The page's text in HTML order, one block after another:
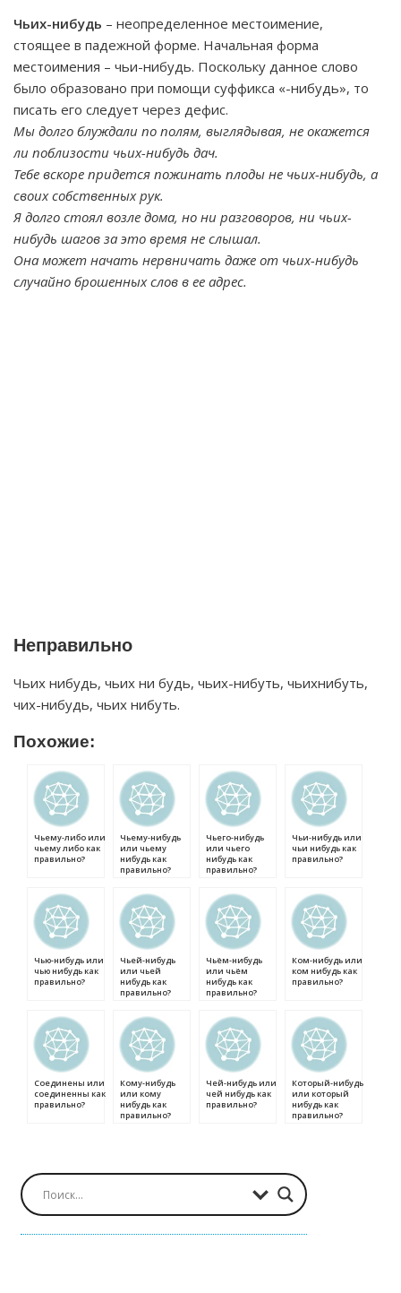
Чьих-нибудь – неопределенное местоимение,
стоящее в падежной форме. Начальная форма
местоимения – чьи-нибудь. Поскольку данное слово
было образовано при помощи суффикса «-нибудь», то
писать его следует через дефис.
Мы долго блуждали по полям, выглядывая, не окажется
ли поблизости чьих-нибудь дач.
Тебе вскоре придется пожинать плоды не чьих-нибудь, а
своих собственных рук.
Я долго стоял возле дома, но ни разговоров, ни чьих-
нибудь шагов за это время не слышал.
Она может начать нервничать даже от чьих-нибудь
случайно брошенных слов в ее адрес.
Неправильно
Чьих нибудь, чьих ни будь, чьих-нибуть, чьихнибуть,
чих-нибудь, чьих нибуть.
Похожие:
Чьему-либо или
чьему либо как
правильно?
Чьему-нибудь
или чьему
нибудь как
правильно?
Чьего-нибудь
или чьего
нибудь как
правильно?
Чьи-нибудь или
чьи нибудь как
правильно?
Чью-нибудь или
чью нибудь как
правильно?
Чьей-нибудь
или чьей
нибудь как
правильно?
Чьём-нибудь
или чьём
нибудь как
правильно?
Ком-нибудь или
ком нибудь как
правильно?
Соединены или
соединенны как
правильно?
Кому-нибудь
или кому
нибудь как
правильно?
Чей-нибудь или
чей нибудь как
правильно?
Который-нибудь
или который
нибудь как
правильно?